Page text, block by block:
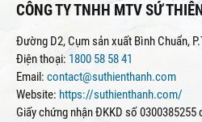
CÔNG TY TNHH MTV SỨ
Đường D2, Cụm sản xuất Bình Chuẩn,
Điện thoại: 1800 58 58 41
Email: contact@suthienthanh.com
Website: https://suthienthanh.com/
Giấy chứng nhận ĐKKD số